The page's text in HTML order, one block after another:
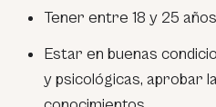
Tener entre 18 y 25
Estar en buenas
y psicológicas, aprobar